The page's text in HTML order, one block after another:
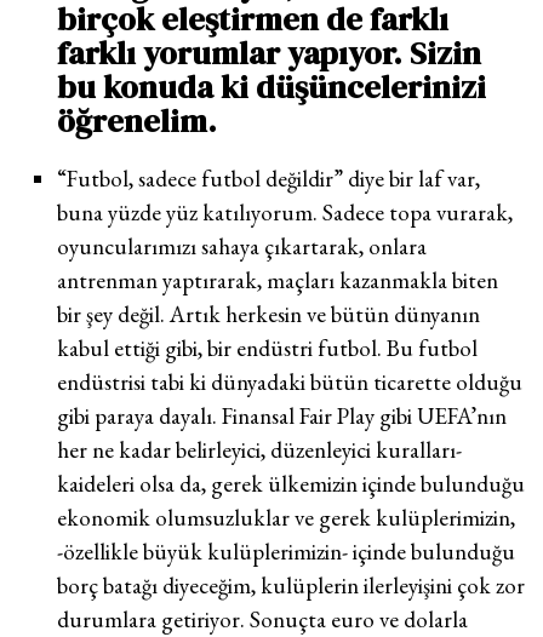
birçok eleştirmen de farklı
farklı yorumlar yapıyor. Sizin
bu konuda ki düşüncelerinizi
öğrenelim.
“Futbol, sadece futbol değildir” diye bir laf var,
buna yüzde yüz katılıyorum. Sadece topa vurarak,
oyuncularımızı sahaya çıkartarak, onlara
antrenman yaptırarak, maçları kazanmakla biten
bir şey değil. Artık herkesin ve bütün dünyanın
kabul ettiği gibi, bir endüstri futbol. Bu futbol
endüstrisi tabi ki dünyadaki bütün ticarette olduğu
gibi paraya dayalı. Finansal Fair Play gibi UEFA’nın
her ne kadar belirleyici, düzenleyici kuralları-
kaideleri olsa da, gerek ülkemizin içinde bulunduğu
ekonomik olumsuzluklar ve gerek kulüplerimizin,
-özellikle büyük kulüplerimizin- içinde bulunduğu
borç batağı diyeceğim, kulüplerin ilerleyişini çok zor
durumlara getiriyor. Sonuçta euro ve dolarla